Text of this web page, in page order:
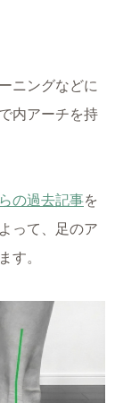
ニングなどに
内アーチを持
の過去記事を
って、足のア
す。